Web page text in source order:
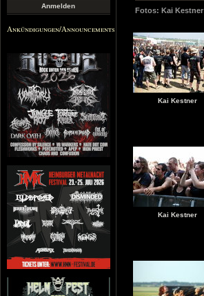
Anmelden
Ankündigungen/Announcements
Fotos: Kai Kestner
Kai Kestner
Kai Kestner